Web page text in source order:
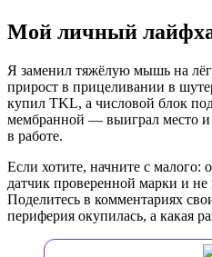
Мой личный
Я заменил тяжёлую мышь на
прирост в прицеливании в
купил TKL, а числовой блок
мембранной — выиграл место и
в работе.
Если хотите, начните с малого:
датчик проверенной марки и не
Поделитесь в комментариях
периферия окупилась, а какая